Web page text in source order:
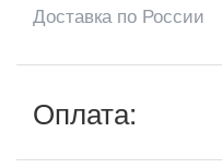
Доставка по России
Оплата: